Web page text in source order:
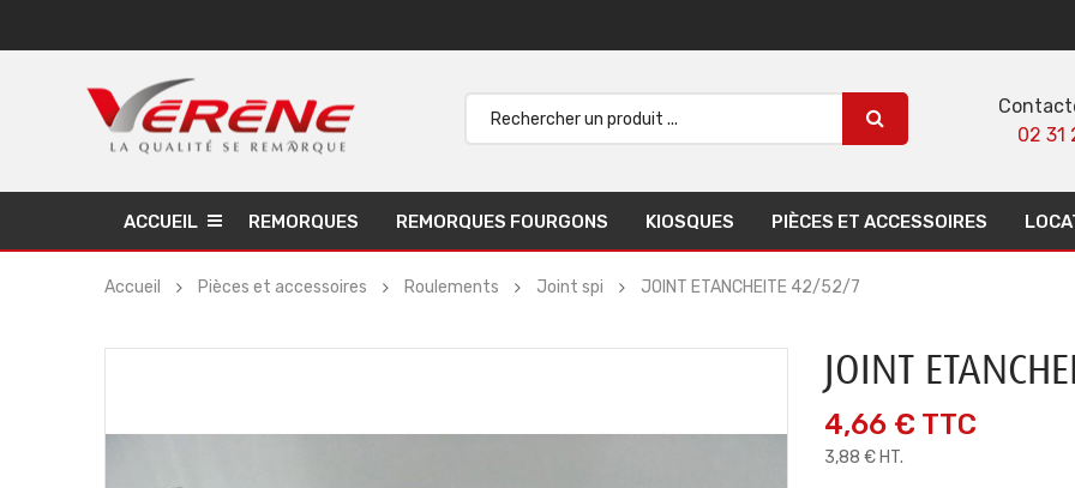
02 31
ACCUEIL REMORQUES REMORQUES FOURGONS KIOSQUES PIÈCES ET ACCESSOIRES
Accueil Pièces et accessoires Roulements Joint spi JOINT ETANCHEITE 42/52/7
JOINT
4,66 € TTC
3,88 € HT.